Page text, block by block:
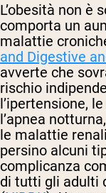
L’obesità non è
comporta un
malattie
and Digestive
avverte che
rischio
l’ipertensione,
l’apnea
le malattie
persino alcuni
complicanza
di tutti gli adulti